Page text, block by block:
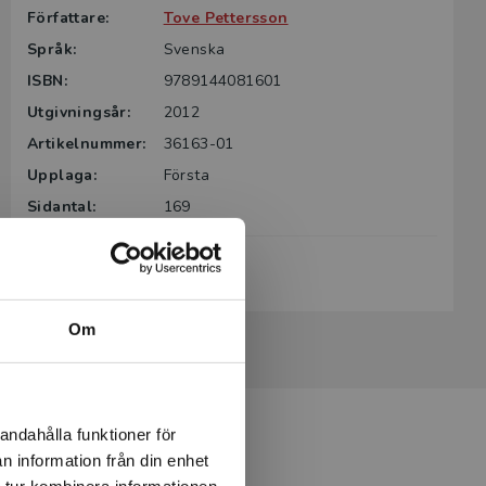
Om
funktioner för
information från din enhet
Författare:
Tove Pettersson
Språk:
Svenska
ISBN:
9789144081601
Utgivningsår:
2012
Artikelnummer:
36163-01
Upplaga:
Första
Sidantal:
169
Köp- och leveransvillkor